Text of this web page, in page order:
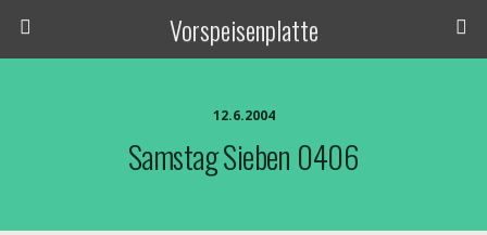
Vorspeisenplatte
12.6.2004
Samstag Sieben 0406